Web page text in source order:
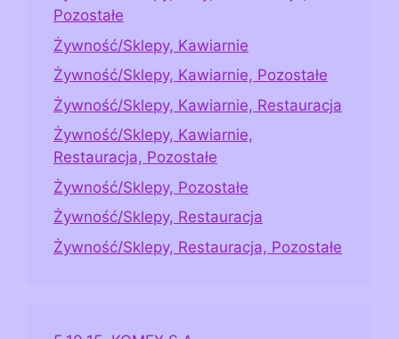
Pozostałe
Żywność/Sklepy, Kawiarnie
Żywność/Sklepy, Kawiarnie, Pozostałe
Żywność/Sklepy, Kawiarnie, Restauracja
Żywność/Sklepy, Kawiarnie,
Restauracja, Pozostałe
Żywność/Sklepy, Pozostałe
Żywność/Sklepy, Restauracja
Żywność/Sklepy, Restauracja, Pozostałe